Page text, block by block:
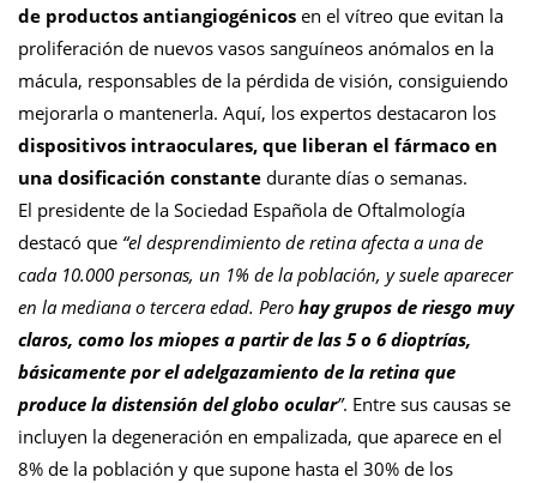
de productos antiangiogénicos en el vítreo que evitan la
proliferación de nuevos vasos sanguíneos anómalos en la
mácula, responsables de la pérdida de visión, consiguiendo
mejorarla o mantenerla. Aquí, los expertos destacaron los
dispositivos intraoculares, que liberan el fármaco en
una dosificación constante durante días o semanas.
El presidente de la Sociedad Española de Oftalmología
destacó que “el desprendimiento de retina afecta a una de
cada 10.000 personas, un 1% de la población, y suele aparecer
en la mediana o tercera edad. Pero hay grupos de riesgo muy
claros, como los miopes a partir de las 5 o 6 dioptrías,
básicamente por el adelgazamiento de la retina que
produce la distensión del globo ocular”. Entre sus causas se
incluyen la degeneración en empalizada, que aparece en el
8% de la población y que supone hasta el 30% de los